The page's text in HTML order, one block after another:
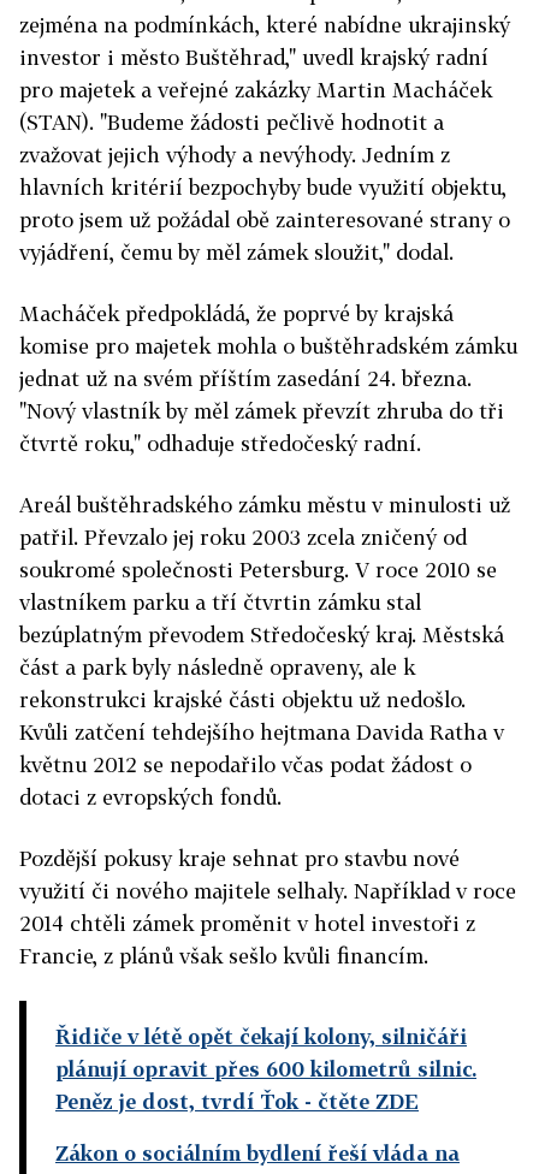
zejména na podmínkách, které nabídne ukrajinský
investor i město Buštěhrad," uvedl krajský radní
pro majetek a veřejné zakázky Martin Macháček
(STAN). "Budeme žádosti pečlivě hodnotit a
zvažovat jejich výhody a nevýhody. Jedním z
hlavních kritérií bezpochyby bude využití objektu,
proto jsem už požádal obě zainteresované strany o
vyjádření, čemu by měl zámek sloužit," dodal.
Macháček předpokládá, že poprvé by krajská
komise pro majetek mohla o buštěhradském zámku
jednat už na svém příštím zasedání 24. března.
"Nový vlastník by měl zámek převzít zhruba do tři
čtvrtě roku," odhaduje středočeský radní.
Areál buštěhradského zámku městu v minulosti už
patřil. Převzalo jej roku 2003 zcela zničený od
soukromé společnosti Petersburg. V roce 2010 se
vlastníkem parku a tří čtvrtin zámku stal
bezúplatným převodem Středočeský kraj. Městská
část a park byly následně opraveny, ale k
rekonstrukci krajské části objektu už nedošlo.
Kvůli zatčení tehdejšího hejtmana Davida Ratha v
květnu 2012 se nepodařilo včas podat žádost o
dotaci z evropských fondů.
Pozdější pokusy kraje sehnat pro stavbu nové
využití či nového majitele selhaly. Například v roce
2014 chtěli zámek proměnit v hotel investoři z
Francie, z plánů však sešlo kvůli financím.
Řidiče v létě opět čekají kolony, silničáři
plánují opravit přes 600 kilometrů silnic.
Peněz je dost, tvrdí Ťok - čtěte ZDE
Zákon o sociálním bydlení řeší vláda na